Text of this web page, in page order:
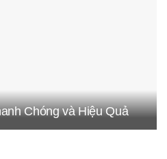
Chóng và Hiệu Quả